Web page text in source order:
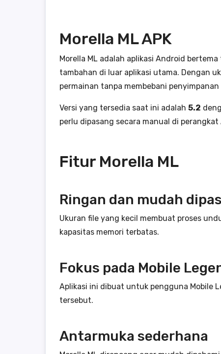
Morella ML APK
Morella ML adalah aplikasi Android
tambahan di luar aplikasi utama. Dengan
permainan tanpa membebani
Versi yang tersedia saat ini adalah 5.2
perlu dipasang secara manual di
Fitur Morella ML
Ringan dan mudah
Ukuran file yang kecil membuat proses
kapasitas memori terbatas.
Fokus pada Mobile
Aplikasi ini dibuat untuk pengguna Mobile
tersebut.
Antarmuka sederhana